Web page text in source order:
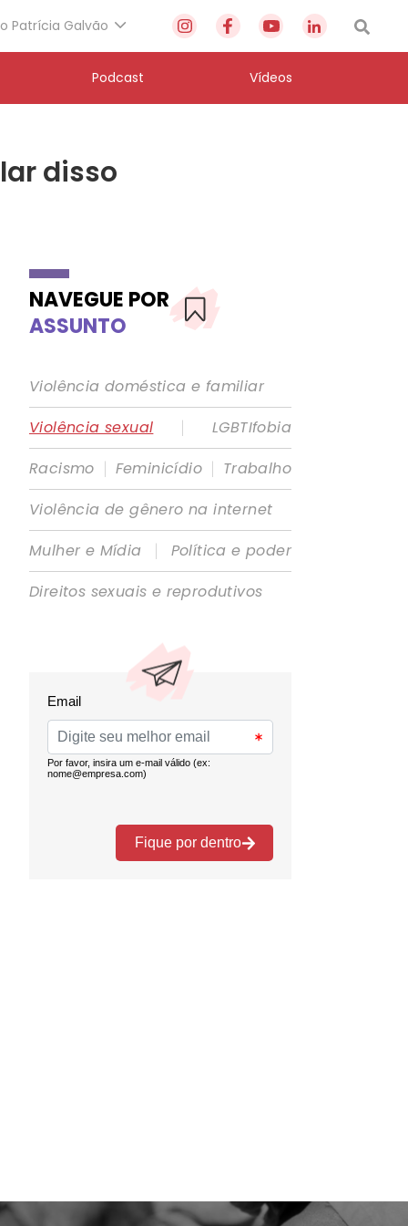
Patrícia Galvão
Podcast Vídeos
disso
NAVEGUE POR
ASSUNTO
Violência doméstica e familiar
Violência sexual
|
LGBTIfobia
Racismo | Feminicídio | Trabalho
Violência de gênero na internet
Mulher e Mídia
|
Política e poder
Direitos sexuais e reprodutivos